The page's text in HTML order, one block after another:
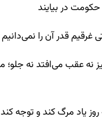
در بیایند
غرقیم قدر آن را نمی‌دانیم
نه عقب می‌افتد نه جلو؛
یاد مرگ کند و توجه